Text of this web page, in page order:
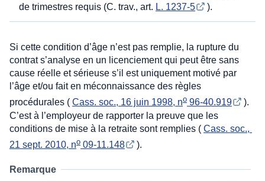
de trimestres requis (C. trav., art. L. 1237-5 ).
Si cette condition d’âge n’est pas remplie, la rupture du
contrat s’analyse en un licenciement qui peut être sans
cause réelle et sérieuse s’il est uniquement motivé par
l’âge et/ou fait en méconnaissance des règles
procédurales ( Cass. soc., 16 juin 1998, no 96-40.919
).
C’est à l’employeur de rapporter la preuve que les
conditions de mise à la retraite sont remplies ( Cass. soc.,
21 sept. 2010, no 09-11.148 ).
Remarque